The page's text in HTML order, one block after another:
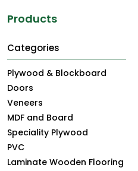
Products
Categories
Plywood & Blockboard
Doors
Veneers
MDF and Board
Speciality Plywood
PVC
Laminate Wooden Flooring